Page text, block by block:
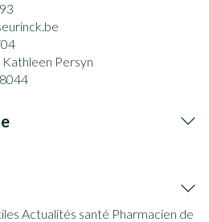
Kathleen Persyn
Actualités santé Pharmacien de